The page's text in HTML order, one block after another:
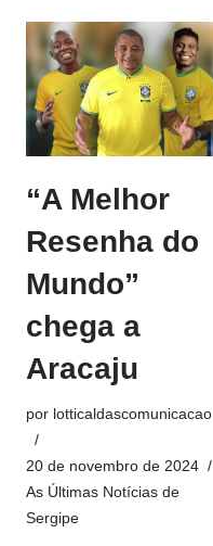
“A Melhor
Resenha do
Mundo”
chega a
Aracaju
por lotticaldascomunicacao
20 de novembro de 2024
As Últimas Notícias de
Sergipe